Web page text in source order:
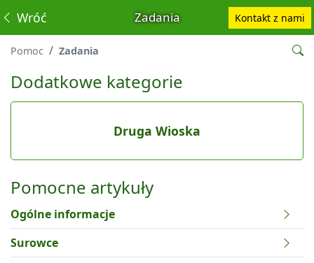
Zadania
Wróć Kontakt z nami
Pomoc Zadania
Dodatkowe kategorie
Druga Wioska
Pomocne artykuły
Ogólne informacje
Surowce